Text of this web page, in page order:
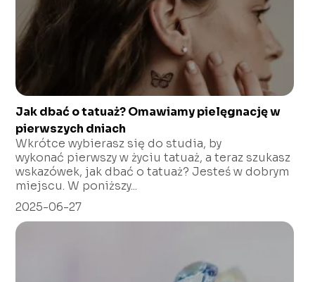
Jak dbać o tatuaż? Omawiamy pielęgnację w
pierwszych dniach
Wkrótce wybierasz się do studia, by
wykonać pierwszy w życiu tatuaż, a teraz szukasz
wskazówek, jak dbać o tatuaż? Jesteś w dobrym
miejscu. W poniższy...
2025-06-27